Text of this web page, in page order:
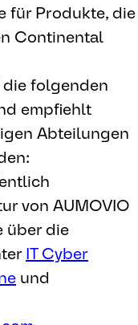
für Produkte, die
Continental
die folgenden
empfiehlt
Abteilungen
von AUMOVIO
über die
IT Cyber
und